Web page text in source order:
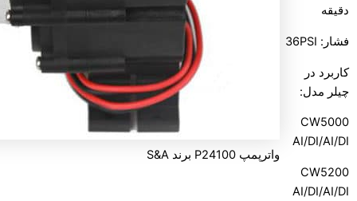
دقیقه
فشار: 36PSI
کاربرد در
چیلر مدل:
CW5000
AI/DI/AI/DI
CW5200
AI/DI/AI/DI
واترپمپ P24100 برند S&A